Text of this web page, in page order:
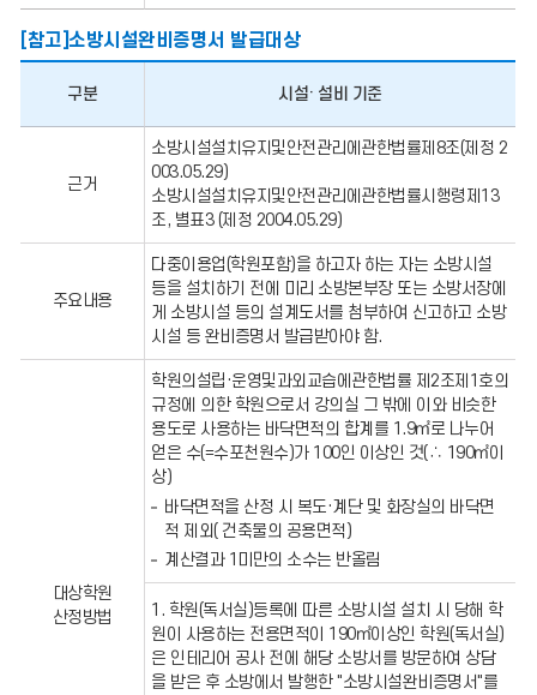
[참고]소방시설완비증명서 발급대상
구분 시설· 설비 기준
근거
소방시설설치유지및안전관리에관한법률제8조(제정 2
003.05.29)
소방시설설치유지및안전관리에관한법률시행령제13
조, 별표3 (제정 2004.05.29)
주요내용
다중이용업(학원포함)을 하고자 하는 자는 소방시설
등을 설치하기 전에 미리 소방본부장 또는 소방서장에
게 소방시설 등의 설계도서를 첨부하여 신고하고 소방
시설 등 완비증명서 발급받아야 함.
대상학원
산정방법
학원의설립·운영및과외교습에관한법률 제2조제1호의
규정에 의한 학원으로서 강의실 그 밖에 이와 비슷한
용도로 사용하는 바닥면적의 합계를 1.9㎡로 나누어
얻은 수(=수포천원수)가 100인 이상인 것(∴ 190㎡이
상)
바닥면적을 산정 시 복도·계단 및 화장실의 바닥면
적 제외( 건축물의 공용면적)
계산결과 1미만의 소수는 반올림
1. 학원(독서실)등록에 따른 소방시설 설치 시 당해 학
원이 사용하는 전용면적이 190㎡이상인 학원(독서실)
은 인테리어 공사 전에 해당 소방서를 방문하여 상담
을 받은 후 소방에서 발행한 "소방시설완비증명서"를